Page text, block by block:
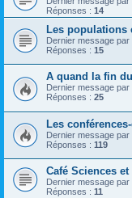
Réponses : 14
Les populations
Dernier message par
Réponses : 15
A quand la fin
Dernier message par
Réponses : 25
Les
Dernier message par
Réponses : 119
Café Sciences
Dernier message par
Réponses : 11